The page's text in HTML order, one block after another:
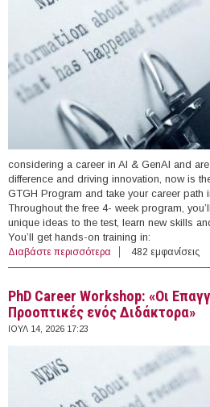
considering a career in AI & GenAI and
difference and driving innovation, now is
GTGH Program and take your career path
Throughout the free 4- week program,
unique ideas to the test, learn new skills
You’ll get hands-on training in:
Διαβάστε περισσότερα για Get Trained Get
482 εμφανίσεις
PhD Career Workshop: «Οι
Προοπτικές ενός Διδάκτορα»
ΙΟΥΛ 14, 2026 17:23